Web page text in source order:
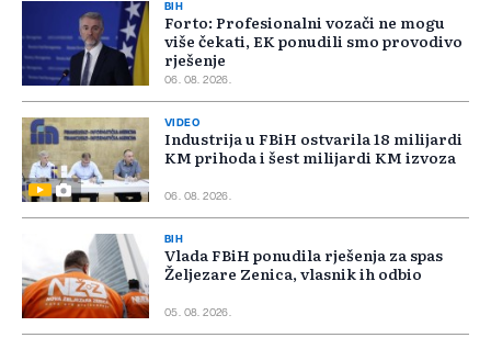
BIH
Forto: Profesionalni vozači ne mogu
više čekati, EK ponudili smo provodivo
rješenje
06. 08. 2026.
VIDEO
Industrija u FBiH ostvarila 18 milijardi
KM prihoda i šest milijardi KM izvoza
06. 08. 2026.
BIH
Vlada FBiH ponudila rješenja za spas
Željezare Zenica, vlasnik ih odbio
05. 08. 2026.